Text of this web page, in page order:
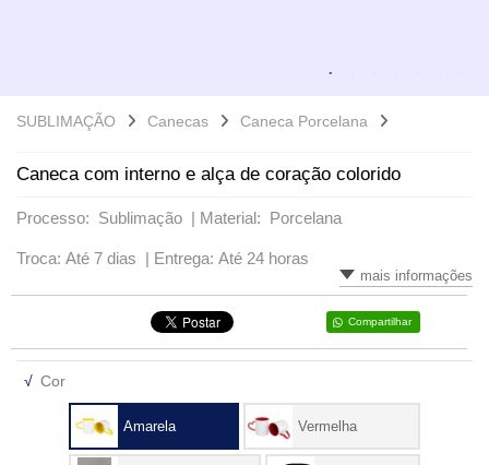
SUBLIMAÇÃO Canecas Caneca Porcelana
Caneca com interno e alça de coração colorido
Processo: Sublimação | Material: Porcelana
Troca: Até 7 dias | Entrega: Até 24 horas
mais informações
Compartilhar
√ Cor
Amarela Vermelha